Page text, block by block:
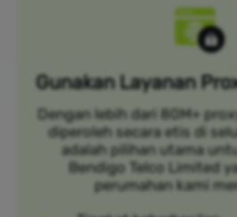
Gunakan Layanan
Dengan lebih dari 80M+
diperoleh secara etis di
adalah pilihan utama
Bendigo Telco Limited
perumahan kami